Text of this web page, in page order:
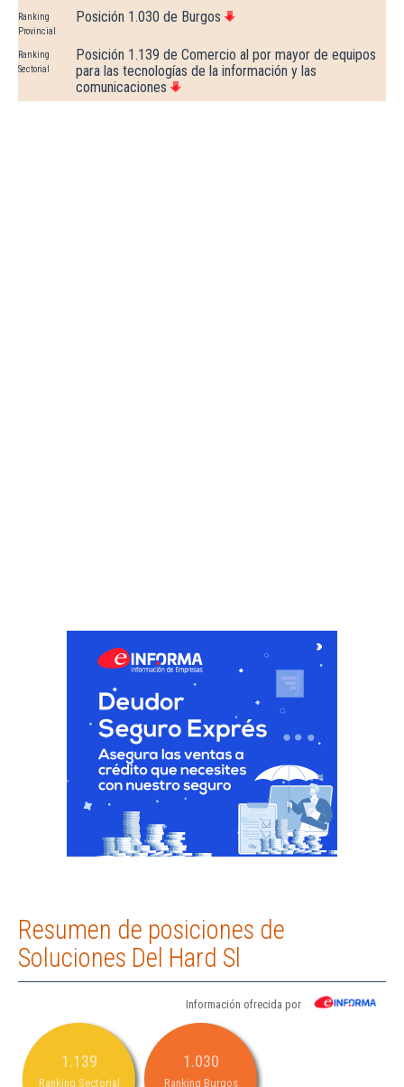
Ranking
Provincial
Posición 1.030 de Burgos
Ranking
Sectorial
Posición 1.139 de Comercio al por mayor de equipos
para las tecnologías de la información y las
comunicaciones
Resumen de posiciones de
Soluciones Del Hard Sl
Información ofrecida por
1.139
Ranking Sectorial
1.030
Ranking Burgos